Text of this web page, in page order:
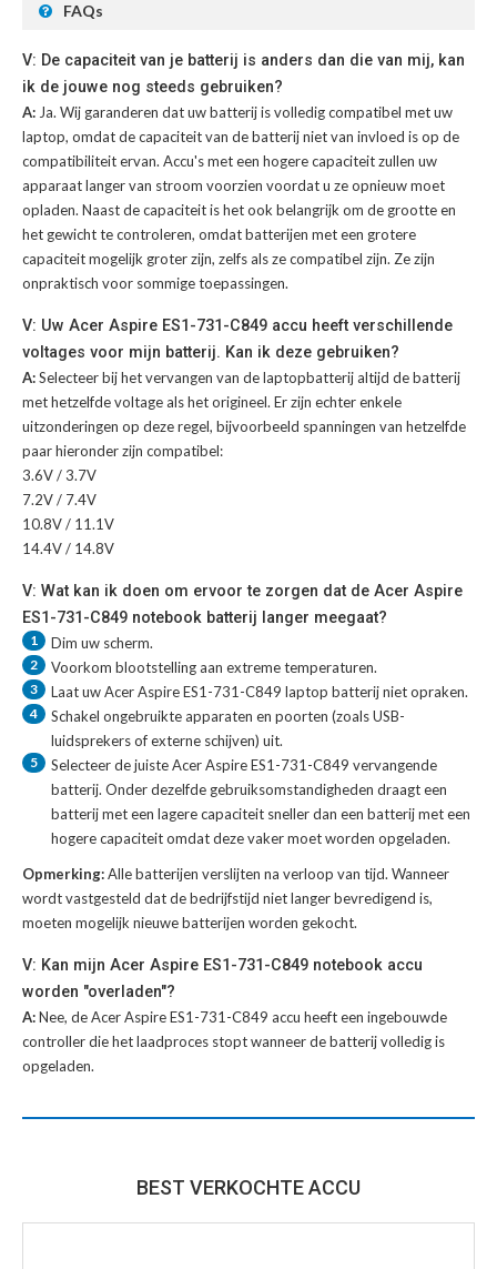
FAQs
V: De capaciteit van je batterij is anders dan die van mij, kan
ik de jouwe nog steeds gebruiken?
A: Ja. Wij garanderen dat uw batterij is volledig compatibel met uw
laptop, omdat de capaciteit van de batterij niet van invloed is op de
compatibiliteit ervan. Accu's met een hogere capaciteit zullen uw
apparaat langer van stroom voorzien voordat u ze opnieuw moet
opladen. Naast de capaciteit is het ook belangrijk om de grootte en
het gewicht te controleren, omdat batterijen met een grotere
capaciteit mogelijk groter zijn, zelfs als ze compatibel zijn. Ze zijn
onpraktisch voor sommige toepassingen.
V: Uw Acer Aspire ES1-731-C849 accu heeft verschillende
voltages voor mijn batterij. Kan ik deze gebruiken?
A:Selecteer bij het vervangen van de laptopbatterij altijd de batterij
met hetzelfde voltage als het origineel. Er zijn echter enkele
uitzonderingen op deze regel, bijvoorbeeld spanningen van hetzelfde
paar hieronder zijn compatibel:
3.6V / 3.7V
7.2V / 7.4V
10.8V / 11.1V
14.4V / 14.8V
V: Wat kan ik doen om ervoor te zorgen dat de Acer Aspire
ES1-731-C849 notebook batterij langer meegaat?
1 Dim uw scherm.
2 Voorkom blootstelling aan extreme temperaturen.
3 Laat uwAcer Aspire ES1-731-C849 laptop batterijniet opraken.
4
Schakel ongebruikte apparaten en poorten (zoals USB-
luidsprekers of externe schijven) uit.
5 Selecteer de juisteAcer Aspire ES1-731-C849 vervangende
batterij. Onder dezelfde gebruiksomstandigheden draagt een
batterij met een lagere capaciteit sneller dan een batterij met een
hogere capaciteit omdat deze vaker moet worden opgeladen.
Opmerking:Alle batterijen verslijten na verloop van tijd. Wanneer
wordt vastgesteld dat de bedrijfstijd niet langer bevredigend is,
moeten mogelijk nieuwe batterijen worden gekocht.
V: Kan mijn Acer Aspire ES1-731-C849 notebook accu
worden "overladen"?
A:Nee, de Acer Aspire ES1-731-C849 accu heeft een ingebouwde
controller die het laadproces stopt wanneer de batterij volledig is
opgeladen.
BEST VERKOCHTE ACCU